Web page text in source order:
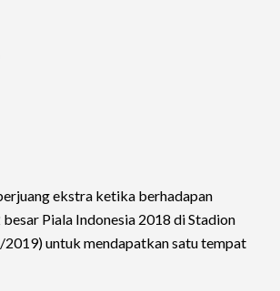
ekstra ketika berhadapan
Piala Indonesia 2018 di Stadion
2019) untuk mendapatkan satu tempat